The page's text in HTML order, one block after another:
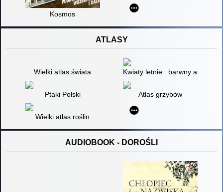
Kosmos
ATLASY
Wielki atlas świata Kwiaty letnie : barwny altas
Ptaki Polski Atlas grzybów
Wielki atlas roślin
AUDIOBOOK - DOROŚLI